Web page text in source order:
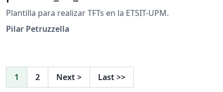
Plantilla para realizar TFTs en la ETSIT-UPM.
Pilar Petruzzella
1 2 Next > Last >>